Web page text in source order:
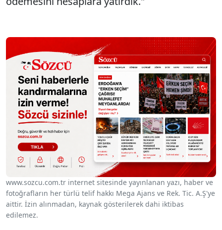
www.sozcu.com.tr internet sitesinde yayınlanan yazı, haber ve
fotoğrafların her türlü telif hakkı Mega Ajans ve Rek. Tic. A.Ş'ye
aittir. İzin alınmadan, kaynak gösterilerek dahi iktibas
edilemez.